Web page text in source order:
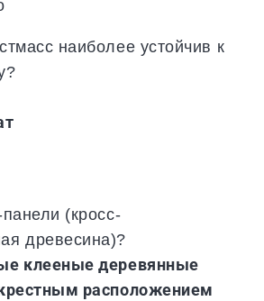
наиболее устойчив к
(кросс-
древесина)?
клееные деревянные
расположением